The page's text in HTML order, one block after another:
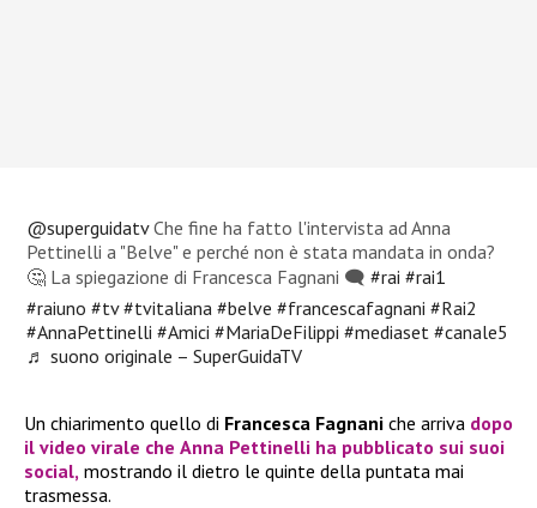
@superguidatvChe fine ha fatto l'intervista ad Anna
Pettinelli a "Belve" e perché non è stata mandata in onda?
🤔 La spiegazione di Francesca Fagnani 🗨️#rai #rai1
#raiuno #tv #tvitaliana #belve #francescafagnani #Rai2
#AnnaPettinelli #Amici #MariaDeFilippi #mediaset #canale5
♬ suono originale – SuperGuidaTV
Un chiarimento quello di Francesca Fagnani che arriva dopo
il video virale che Anna Pettinelli ha pubblicato sui suoi
social, mostrando il dietro le quinte della puntata mai
trasmessa.